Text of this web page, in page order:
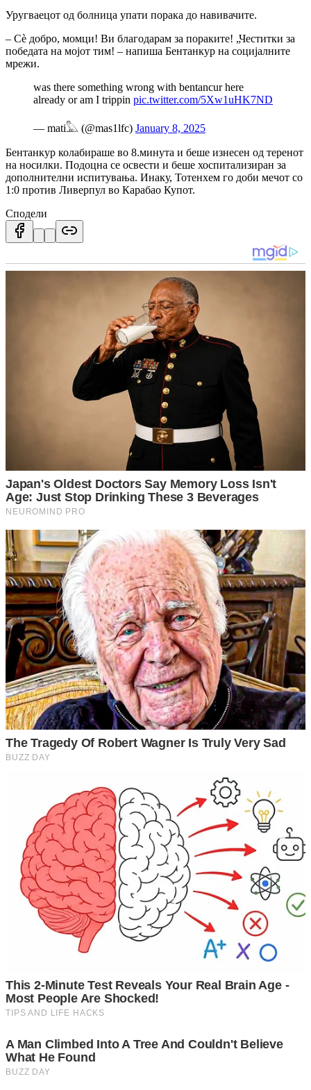
Уругваецот од болница упати порака до навивачите.
– Сè добро, момци! Ви благодарам за пораките! „Честитки за
победата на мојот тим! – напиша Бентанкур на социјалните
мрежи.
was there something wrong with bentancur here
already or am I trippin pic.twitter.com/5Xw1uHK7ND
— mati𓅓 (@mas1lfc) January 8, 2025
Бентанкур колабираше во 8.минута и беше изнесен од теренот
на носилки. Подоцна се освести и беше хоспитализиран за
дополнителни испитувања. Инаку, Тотенхем го доби мечот со
1:0 против Ливерпул во Карабао Купот.
Сподели